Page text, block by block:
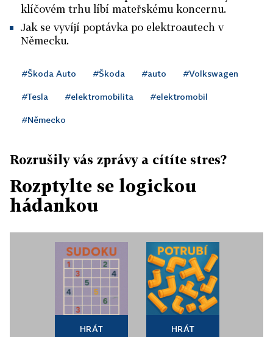
klíčovém trhu líbí mateřskému koncernu.
Jak se vyvíjí poptávka po elektroautech v
Německu.
#Škoda Auto #Škoda #auto #Volkswagen
#Tesla #elektromobilita #elektromobil
#Německo
Rozrušily vás zprávy a cítíte stres?
Rozptylte se logickou
hádankou
HRÁT HRÁT